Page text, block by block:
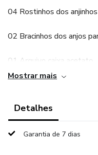
04 Rostinhos dos
02 Bracinhos dos anjos
01 Arquivo caixa acetato
01 Base para colocar atrás
01 Divino com raio para
Mostrar mais
Detalhes
Garantia de 7 dias